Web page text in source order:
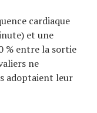
cardiaque
et une
% entre la sortie
ne
adoptaient leur